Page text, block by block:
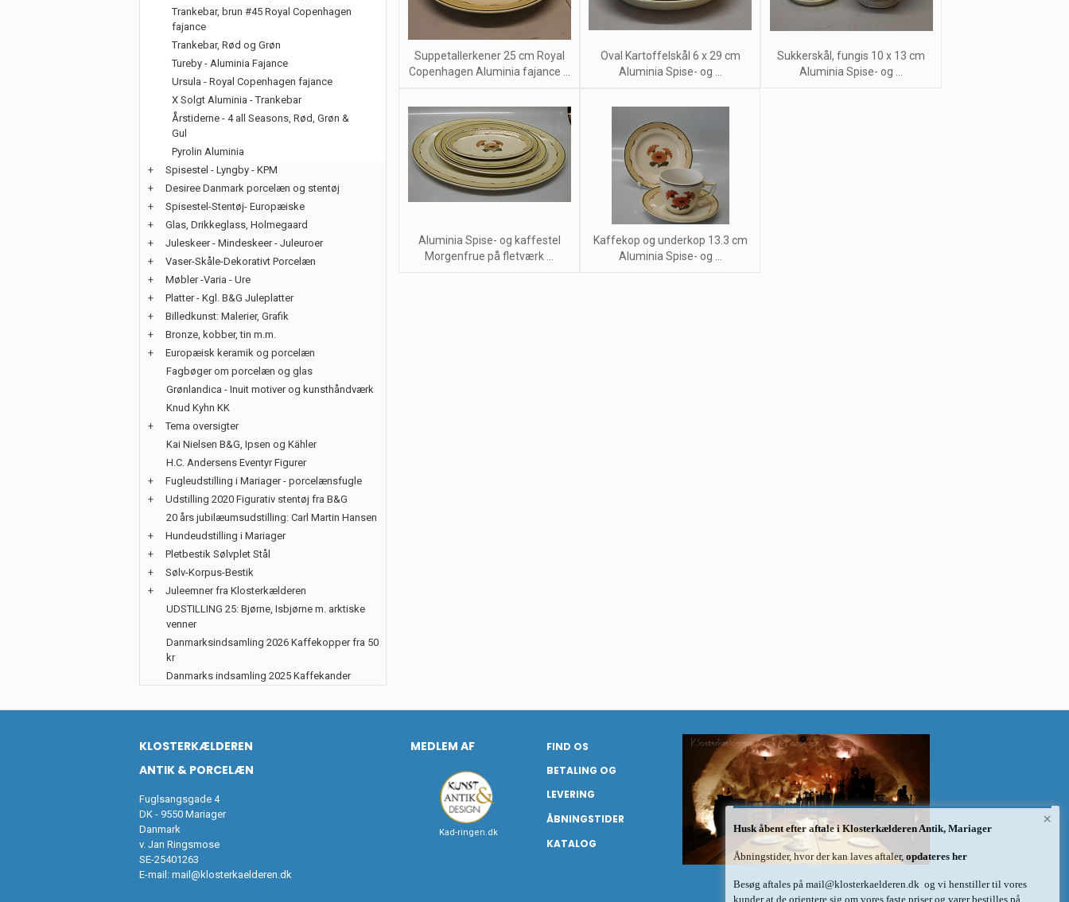
Suppetallerkener 25 cm Royal
Copenhagen Aluminia fajance ...
Oval Kartoffelskål 6 x 29 cm
Aluminia Spise- og ...
Sukkerskål, fungis 10 x 13 cm
Aluminia Spise- og ...
Aluminia Spise- og kaffestel
Morgenfrue på fletværk ...
Kaffekop og underkop 13.3 cm
Aluminia Spise- og ...
Trankebar, brun #45 Royal Copenhagen
fajance
Trankebar, Rød og Grøn
Tureby - Aluminia Fajance
Ursula - Royal Copenhagen fajance
X Solgt Aluminia - Trankebar
Årstiderne - 4 all Seasons, Rød, Grøn &
Gul
Pyrolin Aluminia
+
Spisestel - Lyngby - KPM
+
Desiree Danmark porcelæn og stentøj
+
Spisestel-Stentøj- Europæiske
+
Glas, Drikkeglass, Holmegaard
+
Juleskeer - Mindeskeer - Juleuroer
+
Vaser-Skåle-Dekorativt Porcelæn
+
Møbler -Varia - Ure
+
Platter - Kgl. B&G Juleplatter
+
Billedkunst: Malerier, Grafik
+
Bronze, kobber, tin m.m.
+
Europæisk keramik og porcelæn
Fagbøger om porcelæn og glas
Grønlandica - Inuit motiver og kunsthåndværk
Knud Kyhn KK
+
Tema oversigter
Kai Nielsen B&G, Ipsen og Kähler
H.C. Andersens Eventyr Figurer
+
Fugleudstilling i Mariager - porcelænsfugle
+
Udstilling 2020 Figurativ stentøj fra B&G
20 års jubilæumsudstilling: Carl Martin Hansen
+
Hundeudstilling i Mariager
+
Pletbestik Sølvplet Stål
+
Sølv-Korpus-Bestik
+
Juleemner fra Klosterkælderen
UDSTILLING 25: Bjørne, Isbjørne m. arktiske
venner
Danmarksindsamling 2026 Kaffekopper fra 50
kr
Danmarks indsamling 2025 Kaffekander
KLOSTERKÆLDEREN
ANTIK & PORCELÆN
Fuglsangsgade 4
DK - 9550 Mariager
Danmark
v. Jan Ringsmose
SE-25401263
E-mail: mail@klosterkaelderen.dk
MEDLEM AF
Kad-ringen.dk
FIND OS
BETALING OG
LEVERING
ÅBNINGSTIDER
KATALOG
×
Husk åbent efter aftale i Klosterkælderen Antik, Mariager
Åbningstider, hvor der kan laves aftaler, opdateres her
Besøg aftales på mail@klosterkaelderen.dk og vi henstiller til vores
kunder at de orientere sig om vores faste priser og varer bestilles på